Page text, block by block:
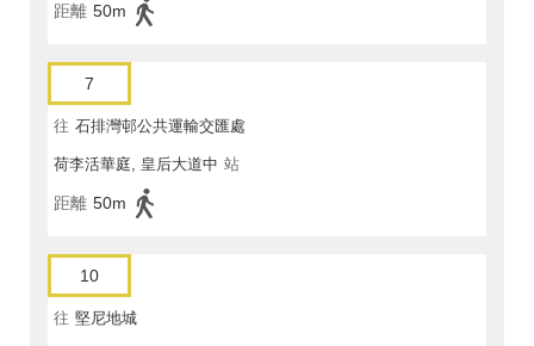
距離 50m
7
往 石排灣邨公共運輸交匯處
荷李活華庭, 皇后大道中 站
距離 50m
10
往 堅尼地城